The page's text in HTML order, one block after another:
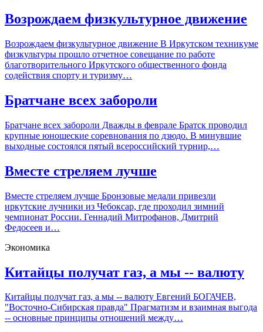
Возрождаем физкультурное движение
Возрождаем физкультурное движение В Иркутском техникуме
физкультуры прошло отчетное совещание по работе
благотворительного Иркутского общественного фонда
содействия спорту и туризму…
Братчане всех забороли
Братчане всех забороли Дважды в феврале Братск проводил
крупные юношеские соревнования по дзюдо. В минувшие
выходные состоялся пятый всероссийский турнир,…
Вместе стреляем лучше
Вместе стреляем лучше Бронзовые медали привезли
иркутские лучники из Чебоксар, где проходил зимний
чемпионат России. Геннадий Митрофанов, Дмитрий
Федосеев и…
Экономика
Китайцы получат газ, а мы -- валюту
Китайцы получат газ, а мы -- валюту Евгений БОГАЧЕВ,
"Восточно-Сибирская правда" Прагматизм и взаимная выгода
-- основные принципы отношений между…